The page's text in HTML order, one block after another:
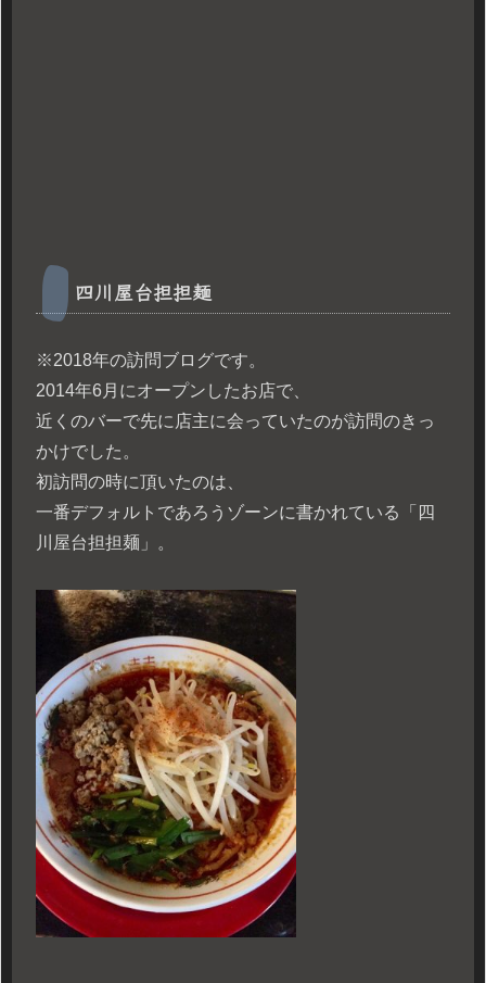
四川屋台担担麺
※2018年の訪問ブログです。
2014年6月にオープンしたお店で、
近くのバーで先に店主に会っていたのが訪問のきっ
かけでした。
初訪問の時に頂いたのは、
一番デフォルトであろうゾーンに書かれている「四
川屋台担担麺」。